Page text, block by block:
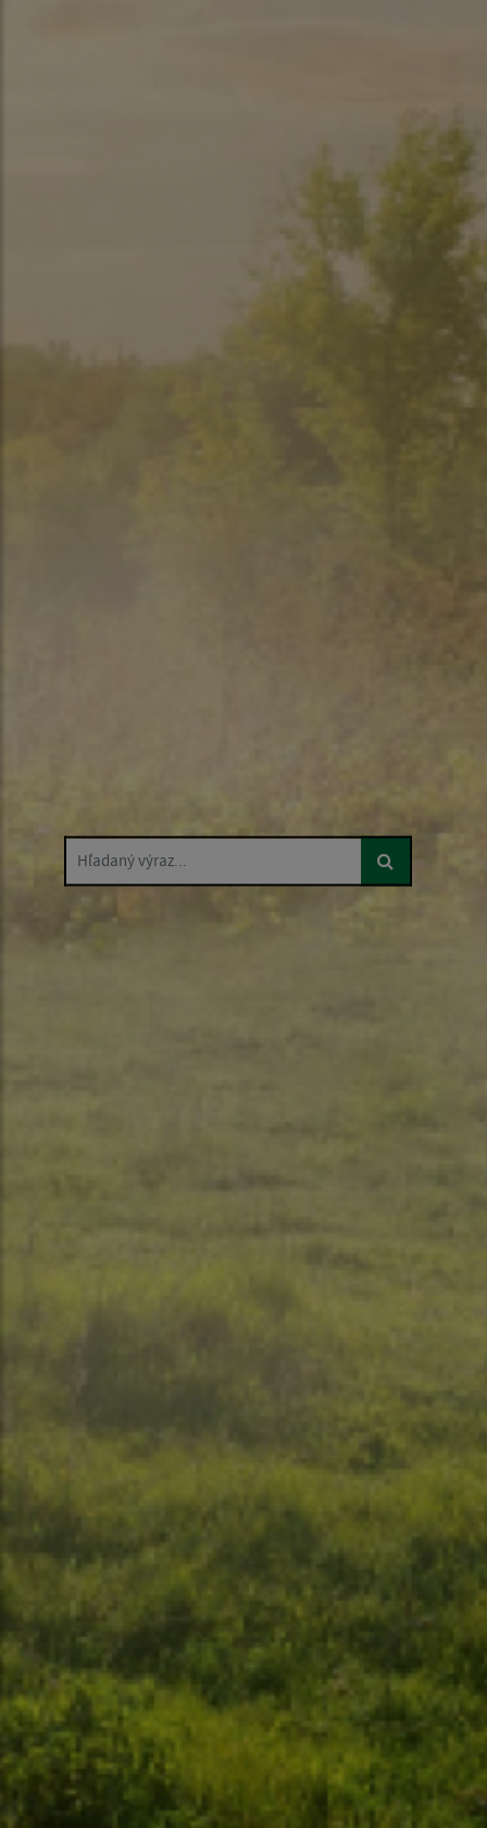
Hľadaný výraz...